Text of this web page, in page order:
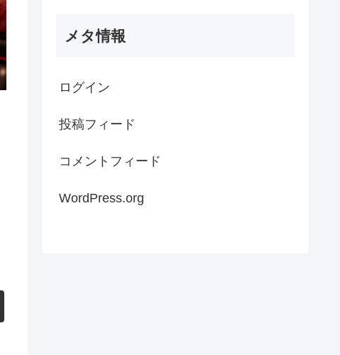
メタ情報
ログイン
投稿フィード
コメントフィード
WordPress.org